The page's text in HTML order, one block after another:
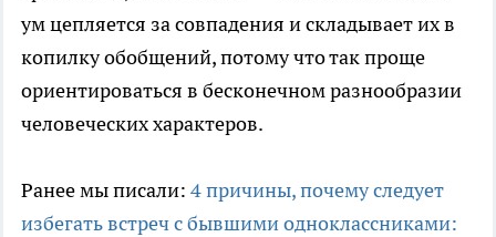
ум цепляется за совпадения и складывает их в
копилку обобщений, потому что так проще
ориентироваться в бесконечном разнообразии
человеческих характеров.
Ранее мы писали: 4 причины, почему следует
избегать встреч с бывшими одноклассниками: